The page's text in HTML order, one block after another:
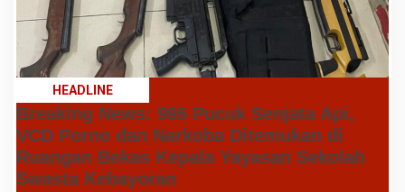
HEADLINE
Breaking News: 995 Pucuk Senjata Api,
VCD Porno dan Narkoba Ditemukan di
Ruangan Bekas Kepala Yayasan Sekolah
Swasta Kebayoran